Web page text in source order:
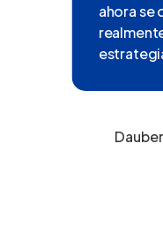
ahora se